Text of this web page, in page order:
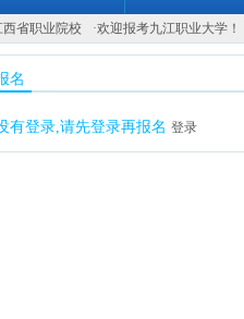
省职业院校 ·欢迎报考九江职业大学！
名
有登录,请先登录再报名 登录